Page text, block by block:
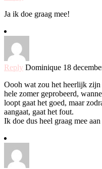
Ja ik doe graag mee!
Reply Dominique 18
Oooh wat zou het heerlijk
hele zomer geprobeerd,
loopt gaat het goed, maar
aangaat, gaat het fout.
Ik doe dus heel graag mee